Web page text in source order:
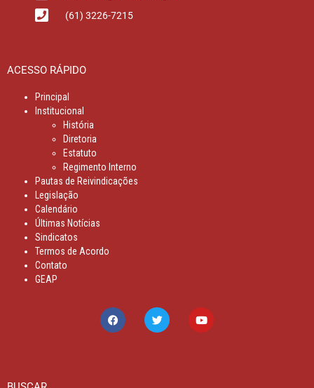
(61) 3226-7215
ACESSO RÁPIDO
Principal
Institucional
História
Diretoria
Estatuto
Regimento Interno
Pautas de Reivindicações
Legislação
Calendário
Últimas Notícias
Sindicatos
Termos de Acordo
Contato
GEAP